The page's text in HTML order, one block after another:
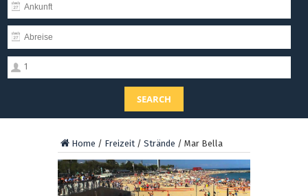
1
SEARCH
Home / Freizeit / Strände / Mar Bella